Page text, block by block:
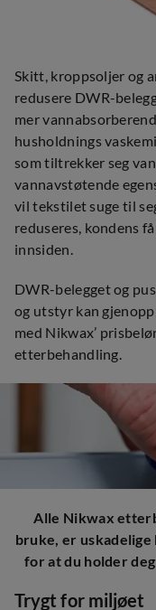
Skitt, kroppsoljer og
redusere DWR-
mer
husholdnings
som tiltrekker seg
vannavstøtende
vil tekstilet suge til
reduseres, kondens
innsiden.
DWR-belegget og
og utstyr kan
med Nikwax’
etterbehandling.
Alle Nikwax
bruke, er uskadelige
for at du holder
Trygt for miljøet